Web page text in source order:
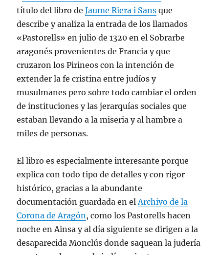
título del libro deJaume Riera i Sans que
describe y analiza la entrada de los llamados
«Pastorells» en julio de 1320 en el Sobrarbe
aragonés provenientes de Francia y que
cruzaron los Pirineos con la intención de
extender la fe cristina entre judíos y
musulmanes pero sobre todo cambiar el orden
de instituciones y las jerarquías sociales que
estaban llevando a la miseria y al hambre a
miles de personas.
El libro es especialmente interesante porque
explica con todo tipo de detalles y con rigor
histórico, gracias a la abundante
documentación guardada en elArchivo de la
Corona de Aragón, como los Pastorells hacen
noche en Ainsa y al día siguiente se dirigen a la
desaparecida Monclús donde saquean la judería